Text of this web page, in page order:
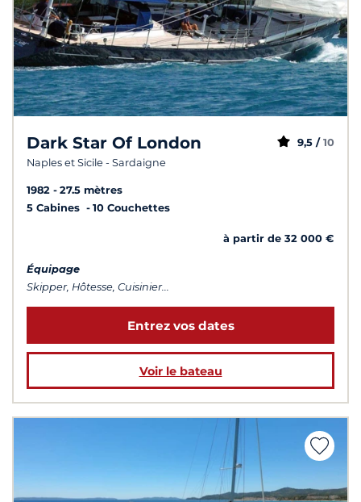
Dark Star Of London
Naples et Sicile - Sardaigne
9,5 / 10
1982
27.5 mètres
5 Cabines
10 Couchettes
à partir de 32 000 €
Équipage
Skipper, Hôtesse, Cuisinier...
Entrez vos dates
Voir le bateau